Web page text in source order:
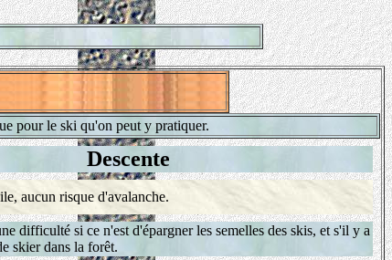
pour le ski qu'on peut y pratiquer.
Descente
aucun risque d'avalanche.
difficulté si ce n'est d'épargner les semelles des skis, et s'il y a
skier dans la forêt.